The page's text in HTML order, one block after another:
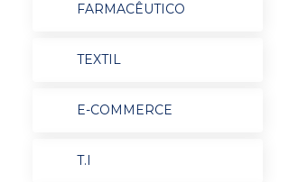
FARMACÊUTICO
TEXTIL
E-COMMERCE
T.I